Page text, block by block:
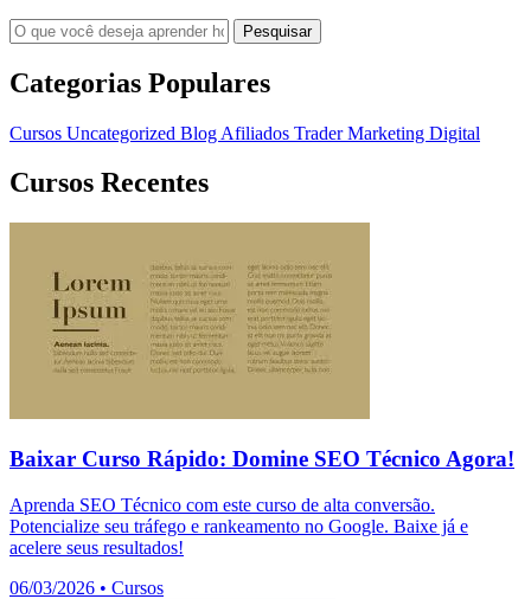
Pesquisar
Categorias Populares
Cursos Uncategorized Blog Afiliados TraderMarketing Digital
Cursos Recentes
Baixar Curso Rápido: Domine SEO Técnico Agora!
Aprenda SEO Técnico com este curso de alta conversão.
Potencialize seu tráfego e rankeamento no Google. Baixe já e
acelere seus resultados!
06/03/2026 • Cursos